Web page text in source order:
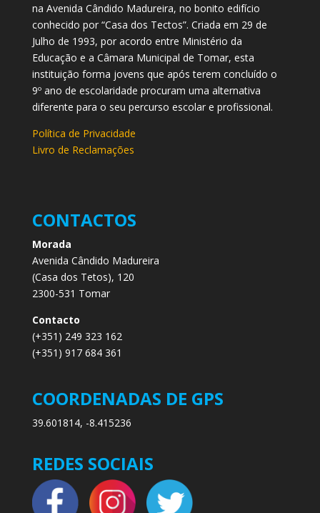
na Avenida Cândido Madureira, no bonito edifício
conhecido por “Casa dos Tectos”. Criada em 29 de
Julho de 1993, por acordo entre Ministério da
Educação e a Câmara Municipal de Tomar, esta
instituição forma jovens que após terem concluído o
9º ano de escolaridade procuram uma alternativa
diferente para o seu percurso escolar e profissional.
Política de Privacidade
Livro de Reclamações
CONTACTOS
Morada
Avenida Cândido Madureira
(Casa dos Tetos), 120
2300-531 Tomar
Contacto
(+351) 249 323 162
(+351) 917 684 361
COORDENADAS DE GPS
39.601814, -8.415236
REDES SOCIAIS